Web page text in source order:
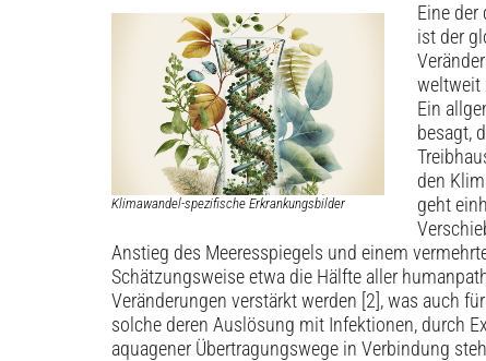
Klimawandel-spezifische Erkrankungsbilder
Eine
ist der
weltweit
Ein
besagt,
den
geht
Anstieg des Meeresspiegels und einem
Schätzungsweise etwa die Hälfte aller
Veränderungen verstärkt werden [2], was auch
solche deren Auslösung mit Infektionen, durch
aquagener Übertragungswege in Verbindung